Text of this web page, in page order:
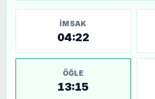
İMSAK
04:22
ÖĞLE
13:15